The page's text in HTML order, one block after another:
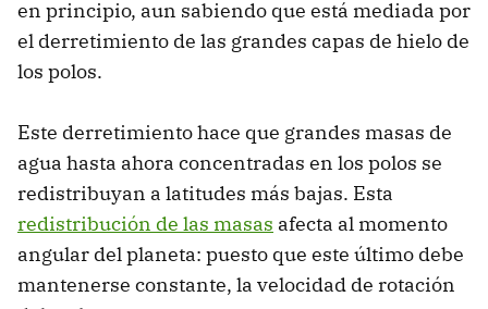
en principio, aun sabiendo que está mediada por
el derretimiento de las grandes capas de hielo de
los polos.
Este derretimiento hace que grandes masas de
agua hasta ahora concentradas en los polos se
redistribuyan a latitudes más bajas. Esta
redistribución de las masas afecta al momento
angular del planeta: puesto que este último debe
mantenerse constante, la velocidad de rotación